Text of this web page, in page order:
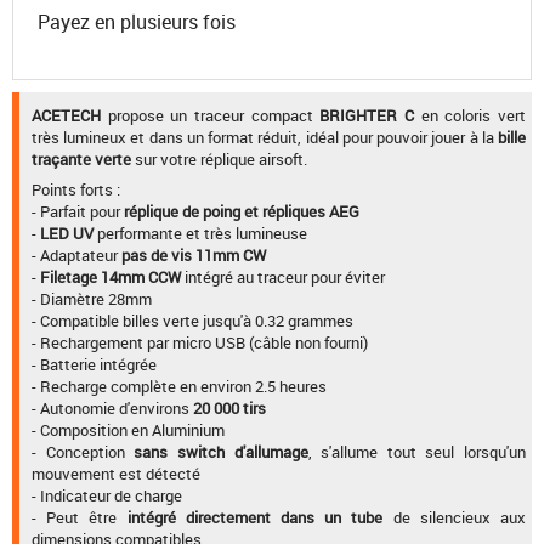
Payez en plusieurs fois
ACETECH propose un traceur compact BRIGHTER Cen coloris vert
très lumineux et dans un format réduit, idéal pour pouvoir jouer à la bille
traçante vertesur votre réplique airsoft.
Points forts :
- Parfait pourréplique de poing et répliques AEG
- LED UVperformante et très lumineuse
- Adaptateurpas de vis 11mm CW
- Filetage 14mm CCWintégré au traceur pour éviter
- Diamètre 28mm
- Compatible billes verte jusqu'à 0.32 grammes
- Rechargement par micro USB (câble non fourni)
- Batterie intégrée
- Recharge complète en environ 2.5 heures
- Autonomie d'environs 20 000 tirs
- Composition en Aluminium
- Conception sans switch d'allumage, s'allume tout seul lorsqu'un
mouvement est détecté
- Indicateur de charge
- Peut être intégré directement dans un tube de silencieux aux
dimensions compatibles